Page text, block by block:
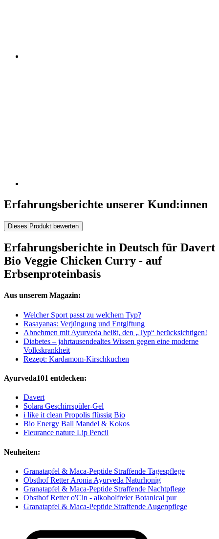
Erfahrungsberichte unserer Kund:innen
Dieses Produkt bewerten
Erfahrungsberichte in Deutsch für Davert
Bio Veggie Chicken Curry - auf
Erbsenproteinbasis
Aus unserem Magazin:
Welcher Sport passt zu welchem Typ?
Rasayanas: Verjüngung und Entgiftung
Abnehmen mit Ayurveda heißt, den „Typ“ berücksichtigen!
Diabetes – jahrtausendealtes Wissen gegen eine moderne
Volkskrankheit
Rezept: Kardamom-Kirschkuchen
Ayurveda101 entdecken:
Davert
Solara Geschirrspüler-Gel
i like it clean Propolis flüssig Bio
Bio Energy Ball Mandel & Kokos
Fleurance nature Lip Pencil
Neuheiten:
Granatapfel & Maca-Peptide Straffende Tagespflege
Obsthof Retter Aronia Ayurveda Naturhonig
Granatapfel & Maca-Peptide Straffende Nachtpflege
Obsthof Retter o'Cin - alkoholfreier Botanical pur
Granatapfel & Maca-Peptide Straffende Augenpflege